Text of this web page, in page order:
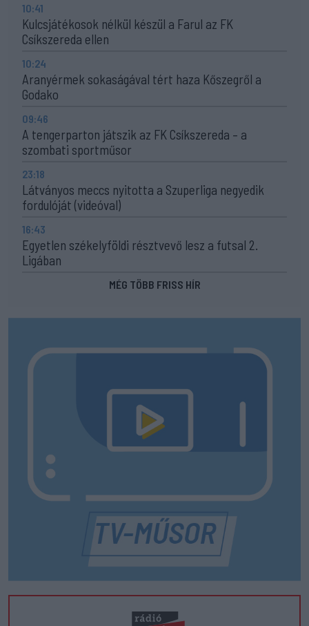
10:41
Kulcsjátékosok nélkül készül a Farul az FK
Csíkszereda ellen
10:24
Aranyérmek sokaságával tért haza Kőszegről a
Godako
09:46
A tengerparton játszik az FK Csíkszereda – a
szombati sportműsor
23:18
Látványos meccs nyitotta a Szuperliga negyedik
fordulóját (videóval)
16:43
Egyetlen székelyföldi résztvevő lesz a futsal 2.
Ligában
MÉG TÖBB FRISS HÍR